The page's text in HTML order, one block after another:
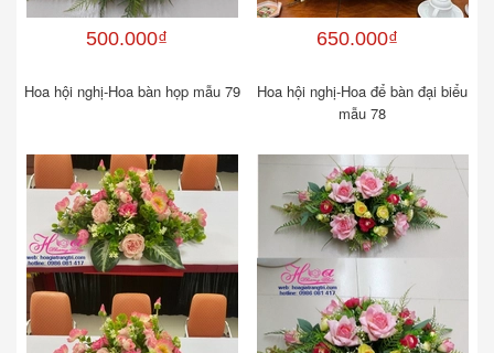
500.000₫
Hoa hội nghị-Hoa bàn họp mẫu 79
650.000₫
Hoa hội nghị-Hoa để bàn đại biểu
mẫu 78